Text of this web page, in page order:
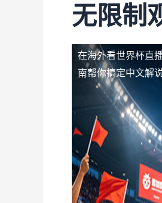
无限制
在海外看世界杯直
南帮你搞定中文解